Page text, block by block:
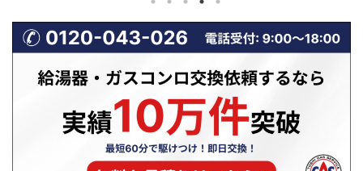
続くと、洗
水漏れ・本
ります。
まり」など
あり、正し
れらはガスコンロの不調だけでなく、
不完全燃焼という危険な状態の前兆で
あることも少なくありません。特に冬
場は、換気不足や使用環境の変化によ
って、ガスコンロの燃焼状態が悪化し
やすい時期です。 本記事では、冬に
ガスコンロの火トラブルが増える理由
から、「火が弱い・赤い・すすが出
る」具体的な原因、不完全燃焼の危険
性、そして自分でできる対処法や業者
に相 ...
ず、「逆流
す。 特に冬
風圧の影響
くなります
ドの換気逆
...